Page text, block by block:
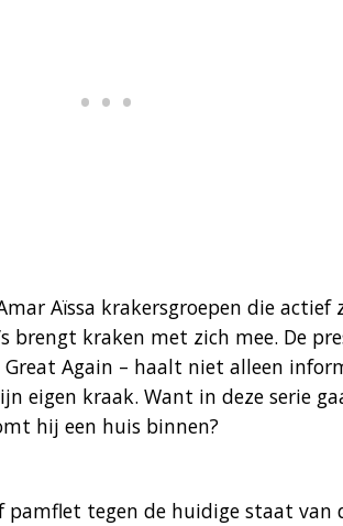
Aïssa krakersgroepen die
brengt kraken met zich mee. De
Again – haalt niet alleen
eigen kraak. Want in deze serie
hij een huis binnen?
pamflet tegen de huidige staat van